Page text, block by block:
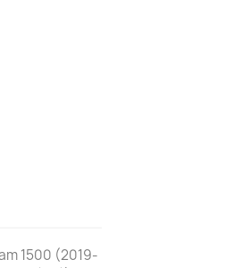
1500 (2019-